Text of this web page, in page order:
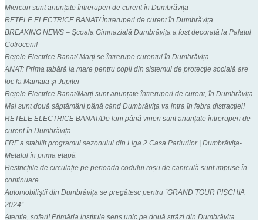
Miercuri sunt anunțate întreruperi de curent în Dumbrăvița
REȚELE ELECTRICE BANAT/ Întreruperi de curent în Dumbrăvița
BREAKING NEWS – Şcoala Gimnazială Dumbrăvița a fost decorată la Palatul
Cotroceni!
Rețele Electrice Banat/ Marți se întrerupe curentul în Dumbrăvița
ANAT: Prima tabără la mare pentru copii din sistemul de protecție socială are
loc la Mamaia și Jupiter
Rețele Electrice Banat/Marți sunt anunțate întreruperi de curent, în Dumbrăvița
Mai sunt două săptămâni până când Dumbrăvița va intra în febra distracţiei!
RETELE ELECTRICE BANAT/De luni până vineri sunt anunțate întreruperi de
curent în Dumbrăvița
FRF a stabilit programul sezonului din Liga 2 Casa Pariurilor | Dumbrăvița-
Metalul în prima etapă
Restricțiile de circulație pe perioada codului roșu de caniculă sunt impuse în
continuare
Automobiliștii din Dumbrăvița se pregătesc pentru “GRAND TOUR PIȘCHIA
2024”
Atenție, șoferi! Primăria instituie sens unic pe două străzi din Dumbrăvița